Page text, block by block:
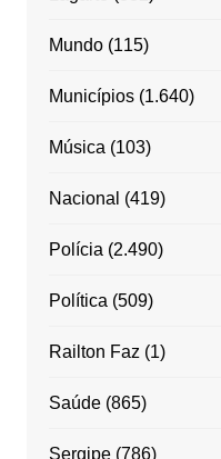
Mundo(115)
Municípios(1.640)
Música (103)
Nacional (419)
Polícia (2.490)
Política (509)
Railton Faz (1)
Saúde(865)
Sergipe(786)